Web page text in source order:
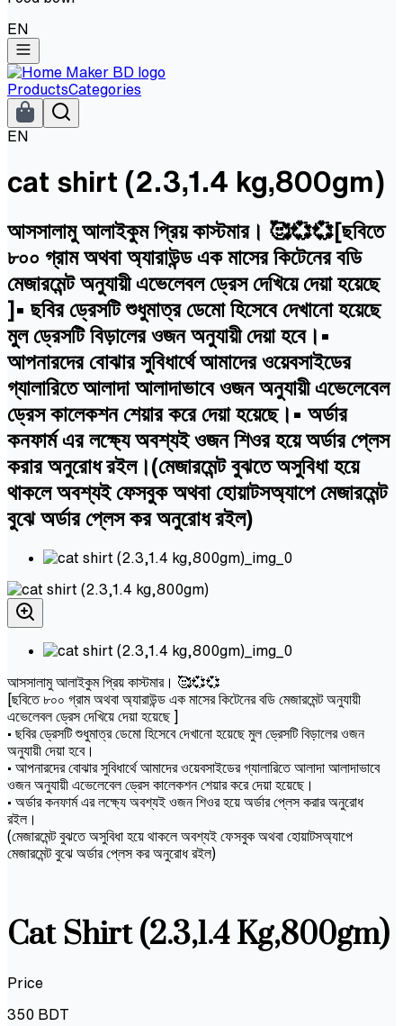
EN
ProductsCategories
EN
cat shirt (2.3,1.4 kg,800gm)
আসসালামু আলাইকুম প্রিয় কাস্টমার। 🥰💞💞[ছবিতে
৮০০ গ্রাম অথবা অ্যারাউন্ড এক মাসের কিটেনের বডি
মেজারমেন্ট অনুযায়ী এভেলেবল ড্রেস দেখিয়ে দেয়া হয়েছে
]• ছবির ড্রেসটি শুধুমাত্র ডেমো হিসেবে দেখানো হয়েছে
মুল ড্রেসটি বিড়ালের ওজন অনুযায়ী দেয়া হবে।•
আপনারদের বোঝার সুবিধার্থে আমাদের ওয়েবসাইডের
গ্যালারিতে আলাদা আলাদাভাবে ওজন অনুযায়ী এভেলেবেল
ড্রেস কালেকশন শেয়ার করে দেয়া হয়েছে।• অর্ডার
কনফার্ম এর লক্ষ্যে অবশ্যই ওজন শিওর হয়ে অর্ডার প্লেস
করার অনুরোধ রইল।(মেজারমেন্ট বুঝতে অসুবিধা হয়ে
থাকলে অবশ্যই ফেসবুক অথবা হোয়াটসঅ্যাপে মেজারমেন্ট
বুঝে অর্ডার প্লেস কর অনুরোধ রইল)
আসসালামু আলাইকুম প্রিয় কাস্টমার। 🥰💞💞
[ছবিতে ৮০০ গ্রাম অথবা অ্যারাউন্ড এক মাসের কিটেনের বডি মেজারমেন্ট অনুযায়ী
এভেলেবল ড্রেস দেখিয়ে দেয়া হয়েছে ]
• ছবির ড্রেসটি শুধুমাত্র ডেমো হিসেবে দেখানো হয়েছে মুল ড্রেসটি বিড়ালের ওজন
অনুযায়ী দেয়া হবে।
• আপনারদের বোঝার সুবিধার্থে আমাদের ওয়েবসাইডের গ্যালারিতে আলাদা আলাদাভাবে
ওজন অনুযায়ী এভেলেবেল ড্রেস কালেকশন শেয়ার করে দেয়া হয়েছে।
• অর্ডার কনফার্ম এর লক্ষ্যে অবশ্যই ওজন শিওর হয়ে অর্ডার প্লেস করার অনুরোধ
রইল।
(মেজারমেন্ট বুঝতে অসুবিধা হয়ে থাকলে অবশ্যই ফেসবুক অথবা হোয়াটসঅ্যাপে
মেজারমেন্ট বুঝে অর্ডার প্লেস কর অনুরোধ রইল)
Cat Shirt (2.3,1.4 Kg,800gm)
Price
350 BDT